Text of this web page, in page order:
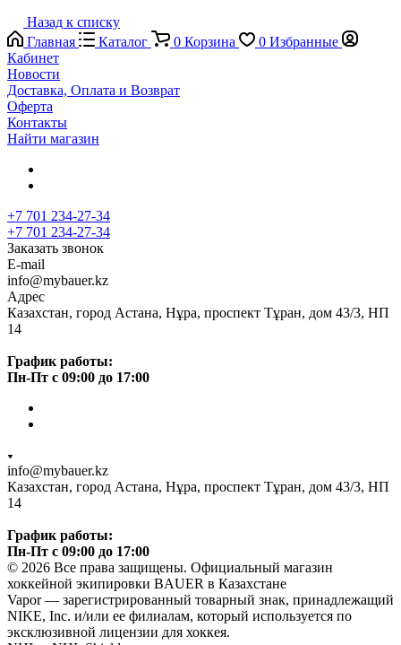
Назад к списку
Главная
Каталог 0 Корзина 0 Избранные
Кабинет
Новости
Доставка, Оплата и Возврат
Оферта
Контакты
Найти магазин
+7 701 234-27-34
+7 701 234-27-34
Заказать звонок
E-mail
info@mybauer.kz
Адрес
Казахстан, город Астана, Нұра, проспект Тұран, дом 43/3, НП
14
График работы:
Пн-Пт с 09:00 до 17:00
info@mybauer.kz
Казахстан, город Астана, Нұра, проспект Тұран, дом 43/3, НП
14
График работы:
Пн-Пт с 09:00 до 17:00
© 2026 Все права защищены. Официальный магазин
хоккейной экипировки BAUER в Казахстане
Vapor — зарегистрированный товарный знак, принадлежащий
NIKE, Inc. и/или ее филиалам, который используется по
эксклюзивной лицензии для хоккея.